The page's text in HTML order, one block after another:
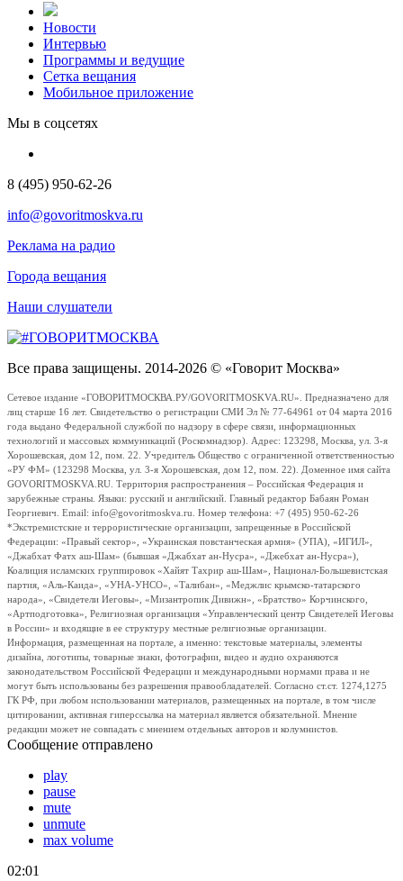
Новости
Интервью
Программы и ведущие
Сетка вещания
Мобильное приложение
Мы в соцсетях
8 (495) 950-62-26
info@govoritmoskva.ru
Реклама на радио
Города вещания
Наши слушатели
Все права защищены. 2014-2026 © «Говорит Москва»
Сетевое издание «ГОВОРИТМОСКВА.РУ/GOVORITMOSKVA.RU». Предназначено для
лиц старше 16 лет. Свидетельство о регистрации СМИ Эл № 77-64961 от 04 марта 2016
года выдано Федеральной службой по надзору в сфере связи, информационных
технологий и массовых коммуникаций (Роскомнадзор). Адрес: 123298, Москва, ул. 3-я
Хорошевская, дом 12, пом. 22. Учредитель Общество с ограниченной ответственностью
«РУ ФМ» (123298 Москва, ул. 3-я Хорошевская, дом 12, пом. 22). Доменное имя сайта
GOVORITMOSKVA.RU. Территория распространения – Российская Федерация и
зарубежные страны. Языки: русский и английский. Главный редактор Бабаян Роман
Георгиевич. Email: info@govoritmoskva.ru. Номер телефона: +7 (495) 950-62-26
*Экстремистские и террористические организации, запрещенные в Российской
Федерации: «Правый сектор», «Украинская повстанческая армия» (УПА), «ИГИЛ»,
«Джабхат Фатх аш-Шам» (бывшая «Джабхат ан-Нусра», «Джебхат ан-Нусра»),
Коалиция исламских группировок «Хайят Тахрир аш-Шам», Национал-Большевистская
партия, «Аль-Каида», «УНА-УНСО», «Талибан», «Меджлис крымско-татарского
народа», «Свидетели Иеговы», «Мизантропик Дивижн», «Братство» Корчинского,
«Артподготовка», Религиозная организация «Управленческий центр Свидетелей Иеговы
в России» и входящие в ее структуру местные религиозные организации.
Информация, размещенная на портале, а именно: текстовые материалы, элементы
дизайна, логотипы, товарные знаки, фотографии, видео и аудио охраняются
законодательством Российской Федерации и международными нормами права и не
могут быть использованы без разрешения правообладателей. Согласно ст.ст. 1274,1275
ГК РФ, при любом использовании материалов, размещенных на портале, в том числе
цитировании, активная гиперссылка на материал является обязательной. Мнение
редакции может не совпадать с мнением отдельных авторов и колумнистов.
Сообщение отправлено
play
pause
mute
unmute
max volume
02:01